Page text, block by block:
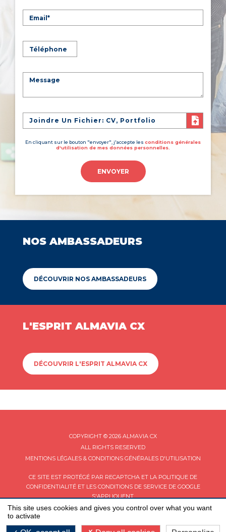
Joindre Un Fichier: CV, Portfolio
En cliquant sur le bouton "envoyer", j'accepte les conditions générales
d'utilisation de mes données personnelles.
ENVOYER
NOS AMBASSADEURS
DÉCOUVRIR NOS AMBASSADEURS
L'ESPRIT ALMAVIA CX
DÉCOUVRIR L'ESPRIT ALMAVIA CX
COPYRIGHT © 2026 ALMAVIA CX
ALL RIGHTS RESERVED
MENTIONS LÉGALES & CONDITIONS GÉNÉRALES D'UTILISATION
CE SITE EST PROTÉGÉ PAR RECAPTCHA ET LA POLITIQUE DE
CONFIDENTIALITÉET LES CONDITIONS DE SERVICEDE GOOGLE
S'APPLIQUENT.
This site uses cookies and gives you control over what you want
to activate